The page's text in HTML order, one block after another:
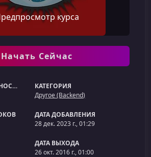
курса
Начать Сейчас
ПРОДОЛЖИТЕЛЬНОСТЬ
КАТЕГОРИЯ
Другое (Backend)
ДАТА ДОБАВЛЕНИЯ
28 дек. 2023 г., 01:29
ДАТА ВЫХОДА
26 окт. 2016 г., 01:00